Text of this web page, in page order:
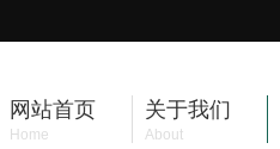
网站首页
Home
关于我们
About